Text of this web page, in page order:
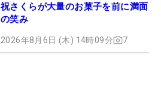
祝さくらが大量のお菓子を前に満面
の笑み
2026年8月6日 (木) 14時09分 7